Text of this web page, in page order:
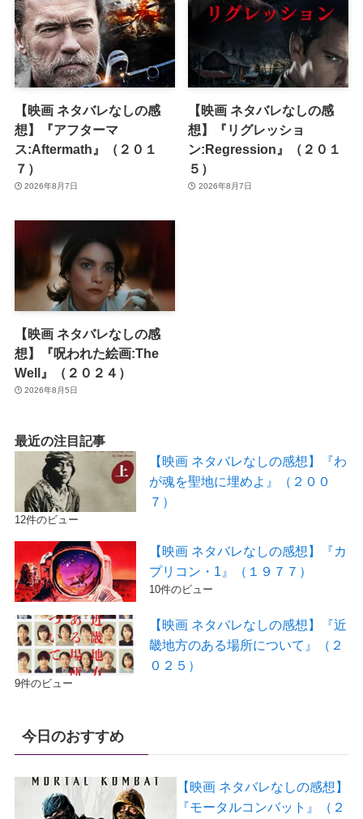
【映画 ネタバレなしの感
想】『アフターマ
ス:Aftermath』（２０１
７）
2026年8月7日
【映画 ネタバレなしの感
想】『リグレッショ
ン:Regression』（２０１
５）
2026年8月7日
【映画 ネタバレなしの感
想】『呪われた絵画:The
Well』（２０２４）
2026年8月5日
最近の注目記事
【映画 ネタバレなしの感想】『わ
が魂を聖地に埋めよ』（２００
７）
12件のビュー
【映画 ネタバレなしの感想】『カ
プリコン・1』（１９７７）
10件のビュー
【映画 ネタバレなしの感想】『近
畿地方のある場所について』（２
０２５）
9件のビュー
今日のおすすめ
【映画 ネタバレなしの感想】
『モータルコンバット』（２